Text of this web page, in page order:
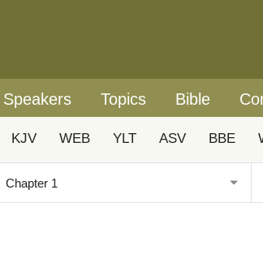
Speakers Topics Bible
KJV WEB YLT ASV BBE